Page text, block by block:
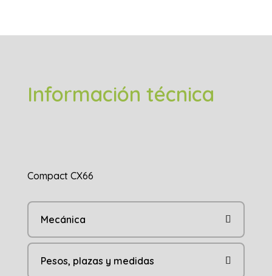
Información técnica
Compact CX66
Mecánica
Pesos, plazas y medidas